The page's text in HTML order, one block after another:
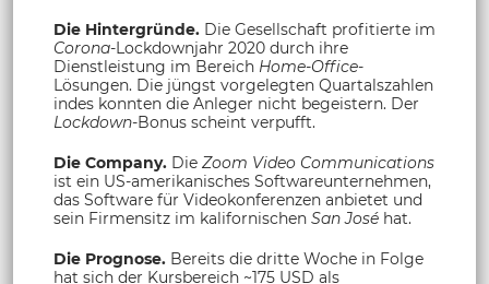
Die Hintergründe. Die Gesellschaft profitierte im
Corona-Lockdownjahr 2020 durch ihre
Dienstleistung im Bereich Home-Office-
Lösungen. Die jüngst vorgelegten Quartalszahlen
indes konnten die Anleger nicht begeistern. Der
Lockdown-Bonus scheint verpufft.
Die Company. Die Zoom Video Communications
ist ein US-amerikanisches Softwareunternehmen,
das Software für Videokonferenzen anbietet und
sein Firmensitz im kalifornischen San José hat.
Die Prognose. Bereits die dritte Woche in Folge
hat sich der Kursbereich ~175 USD als